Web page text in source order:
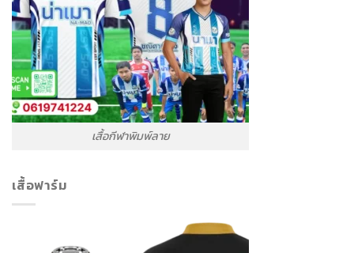
เสื้อกีฬาพิมพ์ลาย
เสื้อฟาร์ม